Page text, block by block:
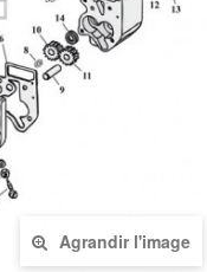
Agrandir l'image